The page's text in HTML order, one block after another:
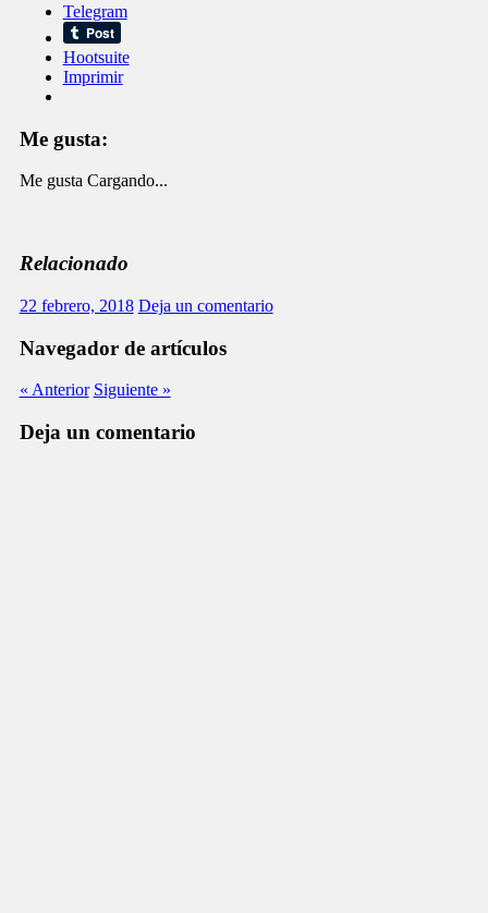
Telegram
Hootsuite
Imprimir
Me gusta:
Me gusta Cargando...
Relacionado
22 febrero, 2018 Deja un comentario
Navegador de artículos
« Anterior Siguiente »
Deja un comentario